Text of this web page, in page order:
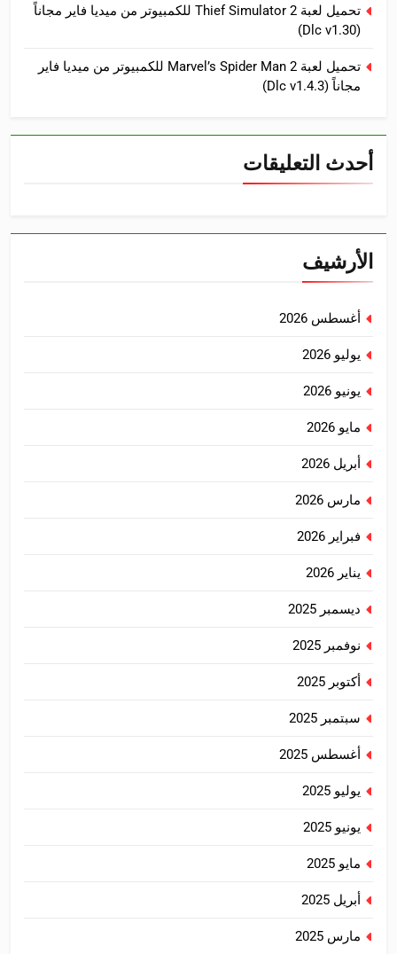
تحميل لعبة Thief Simulator 2 للكمبيوتر من ميديا فاير مجاناً
(Dlc v1.30)
تحميل لعبة Marvel’s Spider Man 2 للكمبيوتر من ميديا فاير
مجاناً (Dlc v1.4.3)
أحدث التعليقات
الأرشيف
أغسطس 2026
يوليو 2026
يونيو 2026
مايو 2026
أبريل 2026
مارس 2026
فبراير 2026
يناير 2026
ديسمبر 2025
نوفمبر 2025
أكتوبر 2025
سبتمبر 2025
أغسطس 2025
يوليو 2025
يونيو 2025
مايو 2025
أبريل 2025
مارس 2025